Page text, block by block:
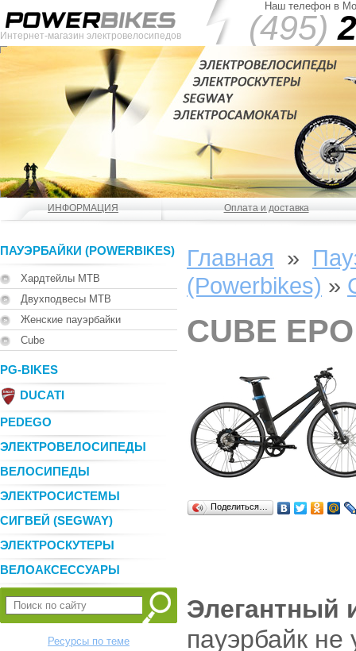
Интернет-магазин электровелосипедов
Наш телефон в
(495)
ИНФОРМАЦИЯ Оплата и доставка
ПАУЭРБАЙКИ (POWERBIKES)
Хардтейлы MTB
Двухподвесы MTB
Женские пауэрбайки
Cube
PG-BIKES
DUCATI
PEDEGO
ЭЛЕКТРОВЕЛОСИПЕДЫ
ВЕЛОСИПЕДЫ
ЭЛЕКТРОСИСТЕМЫ
СИГВЕЙ (SEGWAY)
ЭЛЕКТРОСКУТЕРЫ
ВЕЛОАКСЕССУАРЫ
Ресурсы по теме
Главная »
(Powerbikes) »
CUBE
Поделиться…
Элегантный
пауэрбайк не